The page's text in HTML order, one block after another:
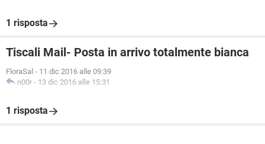
1 risposta
Tiscali Mail- Posta in arrivo totalmente bianca
FloraSal - 11 dic 2016 alle 09:39
n00r - 13 dic 2016 alle 15:31
1 risposta